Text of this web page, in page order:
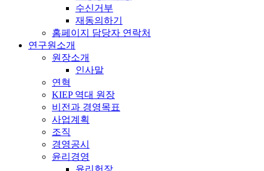
수신거부
재동의하기
홈페이지 담당자 연락처
연구원소개
원장소개
인사말
연혁
KIEP 역대 원장
비전과 경영목표
사업계획
조직
경영공시
윤리경영
윤리헌장